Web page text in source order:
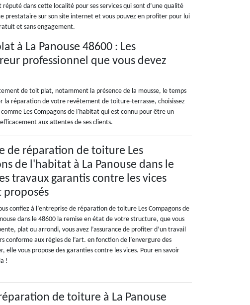
dans cette localité pour ses services qui sont d’une qualité
prestataire sur son site internet et vous pouvez en profiter pour lui
et sans engagement.
à La Panouse 48600 : Les
professionnel que vous devez
de toit plat, notamment la présence de la mousse, le temps
la réparation de votre revêtement de toiture-terrasse, choisissez
Les Compagons de l'habitat qui est connu pour être un
aux attentes de ses clients.
de réparation de toiture Les
de l'habitat à La Panouse dans le
travaux garantis contre les vices
proposés
confiez à l’entreprise de réparation de toiture Les Compagons de
dans le 48600 la remise en état de votre structure, que vous
plat ou arrondi, vous avez l’assurance de profiter d’un travail
conforme aux règles de l’art. en fonction de l’envergure des
elle vous propose des garanties contre les vices. Pour en savoir
!
de toiture à La Panouse